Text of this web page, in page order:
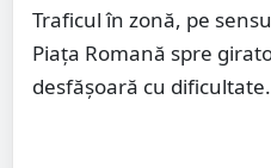
Traficul în zonă, pe
Piața Romană spre
desfășoară cu dificultate.